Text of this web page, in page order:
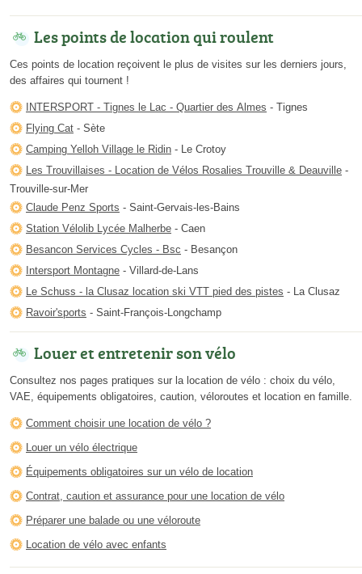
Les points de location qui roulent
Ces points de location reçoivent le plus de visites sur les derniers jours,
des affaires qui tournent !
INTERSPORT - Tignes le Lac - Quartier des Almes - Tignes
Flying Cat - Sète
Camping Yelloh Village le Ridin - Le Crotoy
Les Trouvillaises - Location de Vélos Rosalies Trouville & Deauville
Trouville-sur-Mer
Claude Penz Sports - Saint-Gervais-les-Bains
Station Vélolib Lycée Malherbe - Caen
Besancon Services Cycles - Bsc - Besançon
Intersport Montagne - Villard-de-Lans
Le Schuss - la Clusaz location ski VTT pied des pistes - La Clusaz
Ravoir'sports - Saint-François-Longchamp
Louer et entretenir son vélo
Consultez nos pages pratiques sur la location de vélo : choix du vélo,
VAE, équipements obligatoires, caution, véloroutes et location en famille.
Comment choisir une location de vélo ?
Louer un vélo électrique
Équipements obligatoires sur un vélo de location
Contrat, caution et assurance pour une location de vélo
Préparer une balade ou une véloroute
Location de vélo avec enfants